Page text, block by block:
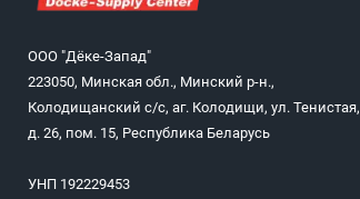
ООО "Дёке-Запад"
223050, Минская обл., Минский р-н.,
Колодищанский с/с, аг. Колодищи, ул. Тенистая,
д. 26, пом. 15, Республика Беларусь
УНП 192229453